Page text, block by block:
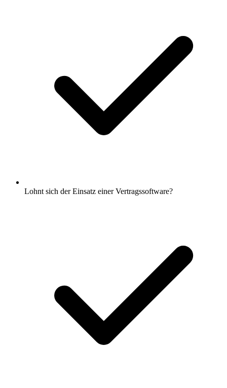
Lohnt sich der Einsatz einer Vertragssoftware?